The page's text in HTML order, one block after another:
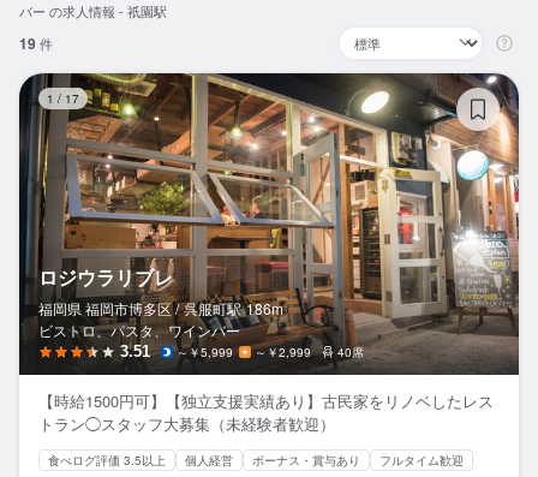
求人検索
閲覧履歴
気になる求人
検索履歴・保存した条件
応募履歴
WEB履歴書
スカウト・メルマガ受信設定
ヘルプ・お問い合わせフォーム
バー の求人情報 - 祇園駅
19件
1 / 17
ロジウラリブレ
福岡県 福岡市博多区 / 呉服町駅 186m
ビストロ、パスタ、ワインバー
3.51 ～￥5,999 ～￥2,999 40席
【時給1500円可】【独立支援実績あり】古民家をリノベしたレス
トラン◯スタッフ大募集（未経験者歓迎）
食べログ評価 3.5以上 個人経営 ボーナス・賞与あり フルタイム歓迎